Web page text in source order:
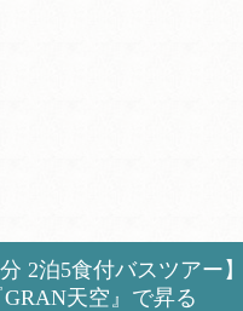
2泊5食付バスツアー】
天空』で昇る